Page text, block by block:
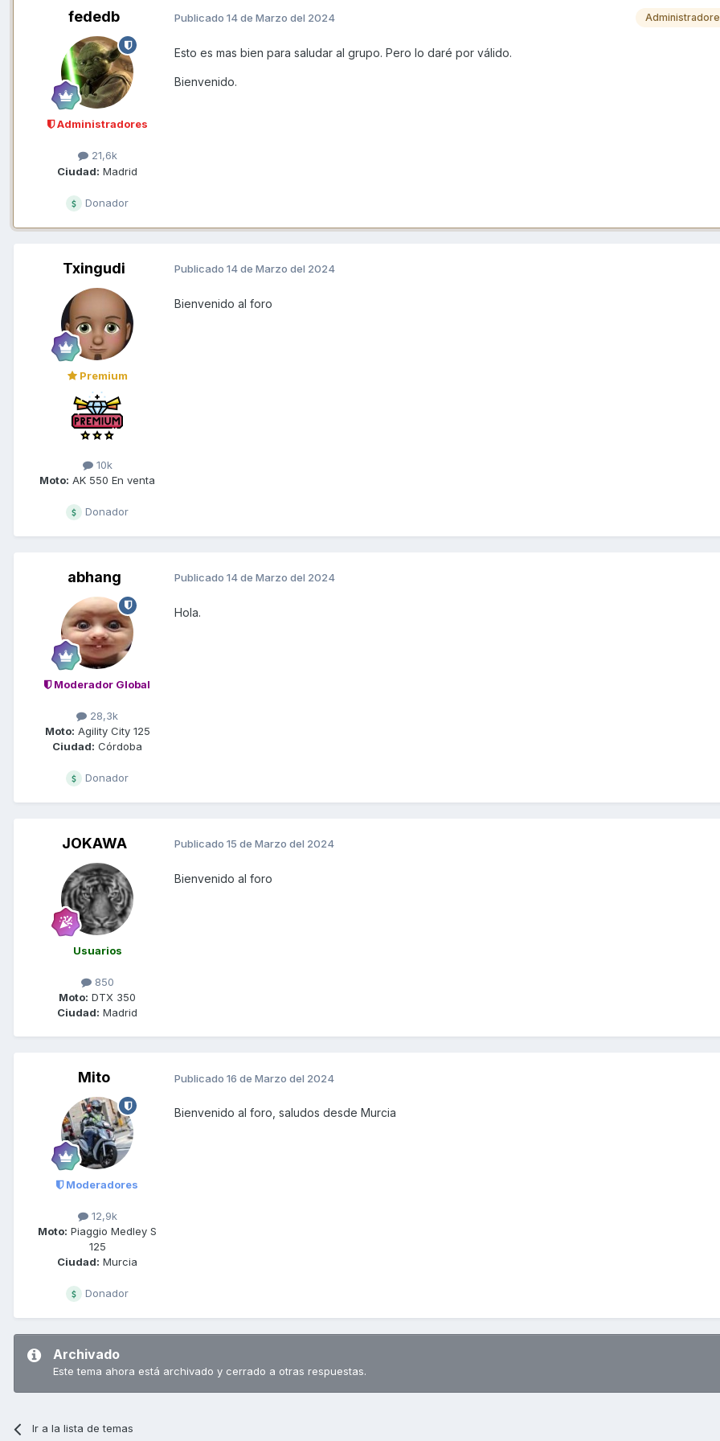
fededb
Administradores
21,6k
Ciudad: Madrid
Donador
Publicado 14 de Marzo del 2024
Esto es mas bien para saludar al grupo. Pero lo daré por válido.
Bienvenido.
Txingudi
Premium
10k
Moto: AK 550 En venta
Donador
Publicado 14 de Marzo del 2024
Bienvenido al foro
abhang
Moderador Global
28,3k
Moto: Agility City 125
Ciudad: Córdoba
Donador
Publicado 14 de Marzo del 2024
Hola.
JOKAWA
Usuarios
850
Moto: DTX 350
Ciudad: Madrid
Publicado 15 de Marzo del 2024
Bienvenido al foro
Mito
Moderadores
12,9k
Moto: Piaggio Medley S
125
Ciudad: Murcia
Donador
Publicado 16 de Marzo del 2024
Bienvenido al foro, saludos desde Murcia
Archivado
Este tema ahora está archivado y cerrado a otras respuestas.
Ir a la lista de temas